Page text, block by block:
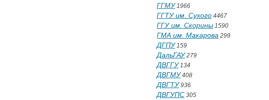
ГГМУ1966
ГГТУ им. Сухого 4467
ГГУ им. Скорины 1590
ГМА им. Макарова 299
ДГПУ159
ДальГАУ279
ДВГГУ134
ДВГМУ408
ДВГТУ936
ДВГУПС 305